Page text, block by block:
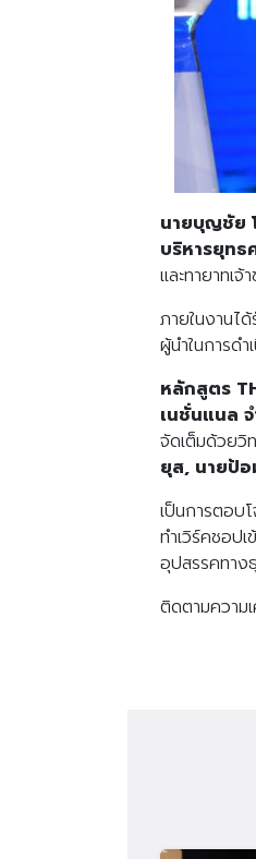
นายบุญชัย
บริหารยุทธ
และทายาทเ
ภายในงานไ
ผู้นำในการด
หลักสูตร
เนชั่นแนล
จัดเต็มด้วยวิ
ยุส, นายป้
เป็นการตอบ
ทำเวิร์คชอป
อุปสรรคทาง
ติดตามความ